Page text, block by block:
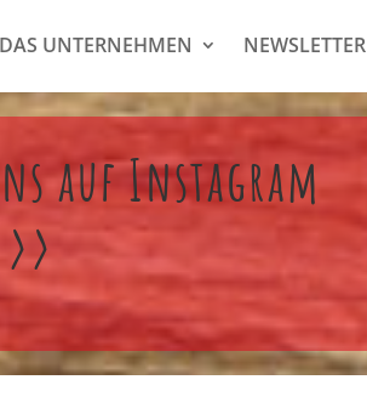
UNTERNEHMEN NEWSLETTER
auf Instagram